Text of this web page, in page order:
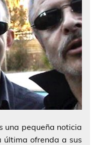
una pequeña noticia
última ofrenda a sus